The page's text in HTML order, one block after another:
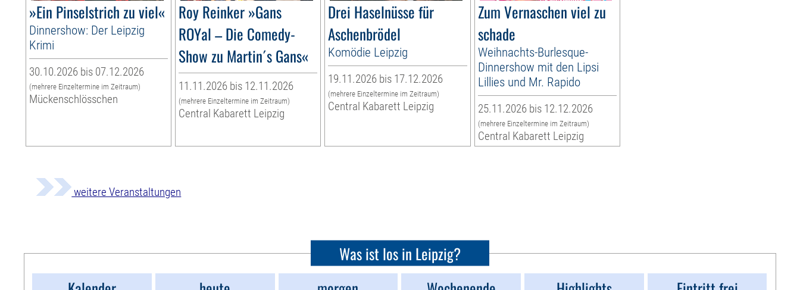
»Ein Pinselstrich zu viel«
Dinnershow: Der Leipzig
Krimi
30.10.2026 bis 07.12.2026
(mehrere Einzeltermine im Zeitraum)
Mückenschlösschen
Roy Reinker »Gans
ROYal – Die Comedy-
Show zu Martin´s Gans«
11.11.2026 bis 12.11.2026
(mehrere Einzeltermine im Zeitraum)
Central Kabarett Leipzig
Drei Haselnüsse für
Aschenbrödel
Komödie Leipzig
19.11.2026 bis 17.12.2026
(mehrere Einzeltermine im Zeitraum)
Central Kabarett Leipzig
Zum Vernaschen viel zu
schade
Weihnachts-Burlesque-
Dinnershow mit den Lipsi
Lillies und Mr. Rapido
25.11.2026 bis 12.12.2026
(mehrere Einzeltermine im Zeitraum)
Central Kabarett Leipzig
weitere Veranstaltungen
Was ist los in Leipzig?